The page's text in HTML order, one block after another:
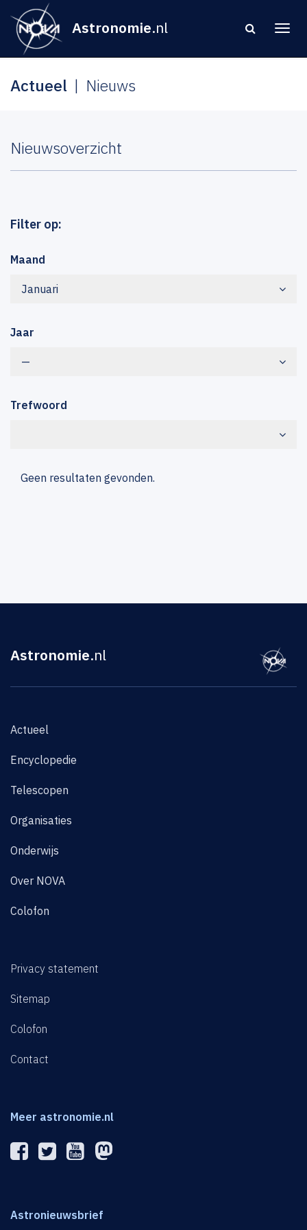
Astronomie.nl
Actueel Nieuws
Nieuwsoverzicht
Filter op:
Maand
Januari
Jaar
—
Trefwoord
Geen resultaten gevonden.
Astronomie.nl
Actueel
Encyclopedie
Telescopen
Organisaties
Onderwijs
Over NOVA
Colofon
Privacy statement
Sitemap
Colofon
Contact
Meer astronomie.nl
Astronieuwsbrief